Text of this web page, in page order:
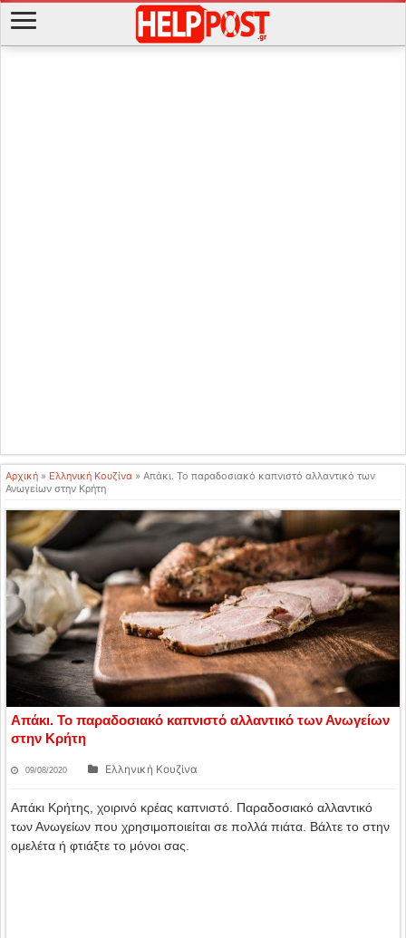
Αρχική » Ελληνική Κουζίνα » Απάκι. Το παραδοσιακό καπνιστό αλλαντικό των
Ανωγείων στην Κρήτη
Απάκι. Το παραδοσιακό καπνιστό αλλαντικό των Ανωγείων
στην Κρήτη
09/08/2020 Ελληνική Κουζίνα
Απάκι Κρήτης, χοιρινό κρέας καπνιστό. Παραδοσιακό αλλαντικό
των Ανωγείων που χρησιμοποιείται σε πολλά πιάτα. Βάλτε το στην
ομελέτα ή φτιάξτε το μόνοι σας.